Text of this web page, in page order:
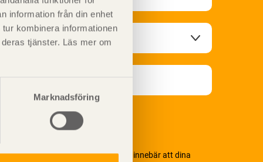
information från din enhet
kombinera informationen
tjänster. Läs mer om
Marknadsföring
värnar om personlig integritet vilket innebär att dina